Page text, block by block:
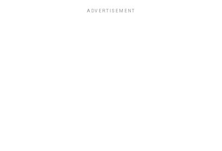
ADVERTISEMENT